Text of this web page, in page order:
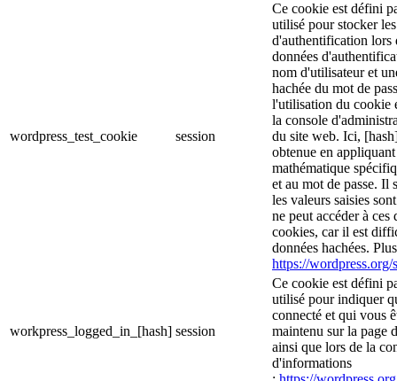
wordpress_test_cookie session
Ce cookie est défini
utilisé pour stocker
d'authentification lors
données
nom d'utilisateur et
hachée du mot de
l'utilisation du cookie
la console
du site web. Ici,
obtenue en
mathématique
et au mot de passe. Il
les valeurs saisies
ne peut accéder à ces
cookies, car il est
données hachées.
https://
workpress_logged_in_[hash] session
Ce cookie est défini
utilisé pour indiquer
connecté et qui vous
maintenu sur la page
ainsi que lors de la
d'informations